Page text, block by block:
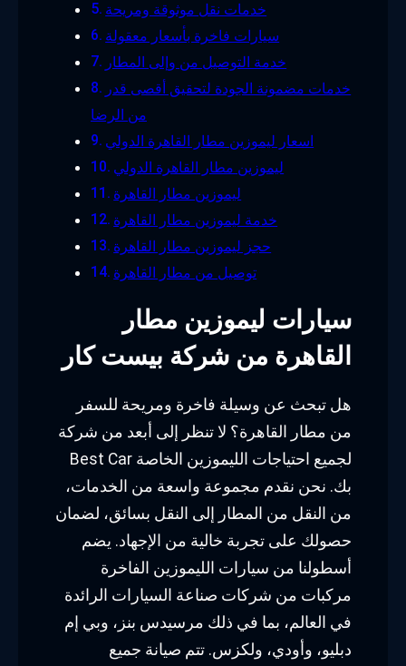
خدمات نقل موثوقة ومريحة
سيارات فاخرة بأسعار معقولة
خدمة التوصيل من وإلى المطار
خدمات مضمونة الجودة لتحقيق أقصى قدر
من الرضا
اسعار ليموزين مطار القاهرة الدولي
ليموزين مطار القاهرة الدولي
ليموزين مطار القاهرة
خدمة ليموزين مطار القاهرة
حجز ليموزين مطار القاهرة
توصيل من مطار القاهرة
سيارات ليموزين مطار
القاهرة من شركة بيست كار
هل تبحث عن وسيلة فاخرة ومريحة للسفر
من مطار القاهرة؟ لا تنظر إلى أبعد من شركة
Best Car لجميع احتياجات الليموزين الخاصة
بك. نحن نقدم مجموعة واسعة من الخدمات،
من النقل من المطار إلى النقل بسائق، لضمان
حصولك على تجربة خالية من الإجهاد. يضم
أسطولنا من سيارات الليموزين الفاخرة
مركبات من شركات صناعة السيارات الرائدة
في العالم، بما في ذلك مرسيدس بنز، وبي إم
دبليو، وأودي، ولكزس. تتم صيانة جميع